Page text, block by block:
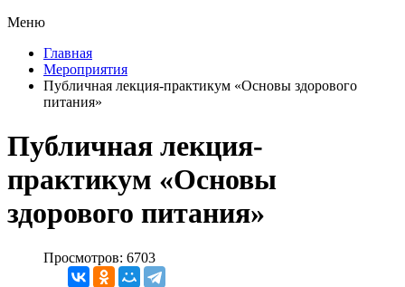
Меню
Главная
Мероприятия
Публичная лекция-практикум «Основы здорового
питания»
Публичная лекция-
практикум «Основы
здорового питания»
Просмотров: 6703